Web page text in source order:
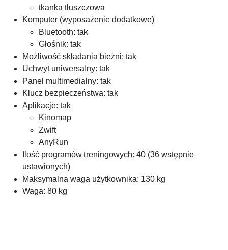
tkanka tłuszczowa
Komputer (wyposażenie dodatkowe)
Bluetooth: tak
Głośnik: tak
Możliwość składania bieżni: tak
Uchwyt uniwersalny: tak
Panel multimedialny: tak
Klucz bezpieczeństwa: tak
Aplikacje: tak
Kinomap
Zwift
AnyRun
Ilość programów treningowych: 40 (36 wstępnie
ustawionych)
Maksymalna waga użytkownika: 130 kg
Waga: 80 kg